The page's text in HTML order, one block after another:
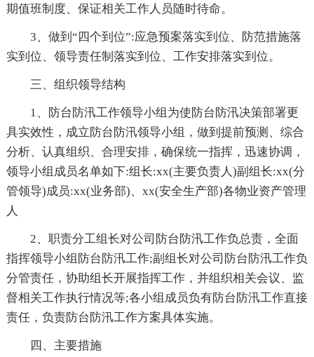
期值班制度、保证相关工作人员随时待命。
3、做到“四个到位”:应急预案落实到位、防范措施落
实到位、领导责任制落实到位、工作安排落实到位。
三、组织领导结构
1、防台防汛工作领导小组为使防台防汛决策部署更
具实效性，成立防台防汛领导小组，做到提前预测、综合
分析、认真组织、合理安排，确保统一指挥，迅速协调，
领导小组成员名单如下:组长:xx(主要负责人)副组长:xx(分
管领导)成员:xx(业务部)、xx(安全生产部)各物业资产管理
人
2、职责分工组长对公司防台防汛工作负总责，全面
指挥领导小组防台防汛工作;副组长对公司防台防汛工作负
分管责任，协助组长开展指挥工作，并组织相关会议、监
督相关工作执行情况等;各小组成员负有防台防汛工作直接
责任，负责防台防汛工作方案具体实施。
四、主要措施